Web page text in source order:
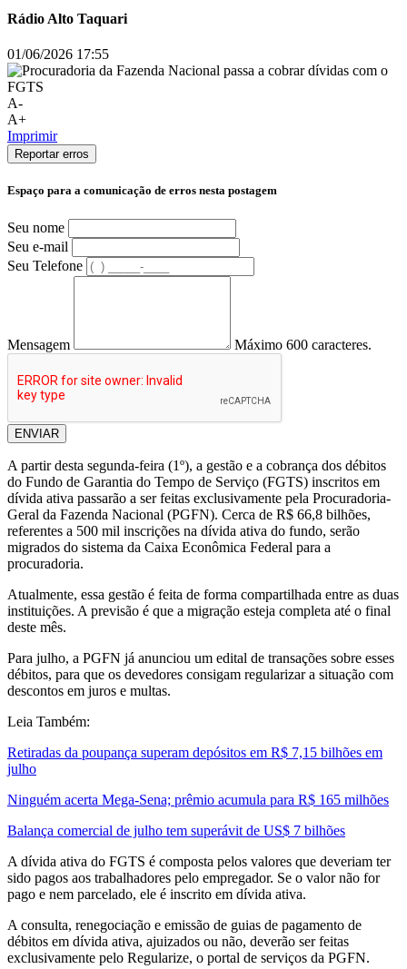
Rádio Alto Taquari
01/06/2026 17:55
A-
A+
Imprimir
Reportar erros
Espaço para a comunicação de erros nesta postagem
Seu nome
Seu e-mail
Seu Telefone
Mensagem Máximo 600 caracteres.
ENVIAR
A partir desta segunda-feira (1º), a gestão e a cobrança dos débitos
do Fundo de Garantia do Tempo de Serviço (FGTS) inscritos em
dívida ativa passarão a ser feitas exclusivamente pela Procuradoria-
Geral da Fazenda Nacional (PGFN). Cerca de R$ 66,8 bilhões,
referentes a 500 mil inscrições na dívida ativa do fundo, serão
migrados do sistema da Caixa Econômica Federal para a
procuradoria.
Atualmente, essa gestão é feita de forma compartilhada entre as duas
instituições. A previsão é que a migração esteja completa até o final
deste mês.
Para julho, a PGFN já anunciou um edital de transações sobre esses
débitos, para que os devedores consigam regularizar a situação com
descontos em juros e multas.
Leia Também:
Retiradas da poupança superam depósitos em R$ 7,15 bilhões em
julho
Ninguém acerta Mega-Sena; prêmio acumula para R$ 165 milhões
Balança comercial de julho tem superávit de US$ 7 bilhões
A dívida ativa do FGTS é composta pelos valores que deveriam ter
sido pagos aos trabalhadores pelo empregador. Se o valor não for
pago e nem parcelado, ele é inscrito em dívida ativa.
A consulta, renegociação e emissão de guias de pagamento de
débitos em dívida ativa, ajuizados ou não, deverão ser feitas
exclusivamente pelo Regularize, o portal de serviços da PGFN.